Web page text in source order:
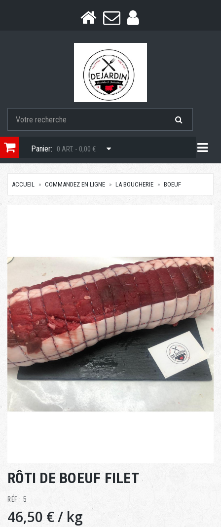
Panier: 0 ART. - 0,00 €
ACCUEIL COMMANDEZ EN LIGNE LA BOUCHERIE BOEUF
RÔTI DE BOEUF FILET
RÉF : 5
46,50 €/ kg